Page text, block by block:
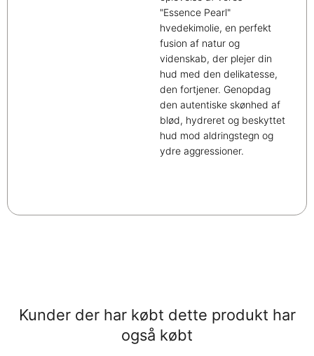
"Essence Pearl"
hvedekimolie, en perfekt
fusion af natur og
videnskab, der plejer din
hud med den delikatesse,
den fortjener. Genopdag
den autentiske skønhed af
blød, hydreret og beskyttet
hud mod aldringstegn og
ydre aggressioner.
Kunder der har købt dette produkt har
også købt